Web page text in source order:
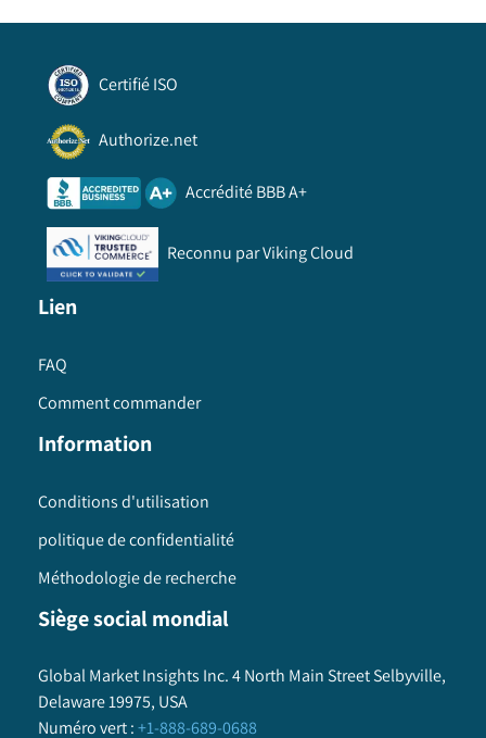
Certifié ISO
Authorize.net
Accrédité BBB A+
Reconnu par Viking Cloud
Lien
FAQ
Comment commander
Information
Conditions d'utilisation
politique de confidentialité
Méthodologie de recherche
Siège social mondial
Global Market Insights Inc. 4 North Main Street Selbyville,
Delaware 19975, USA
Numéro vert:+1-888-689-0688